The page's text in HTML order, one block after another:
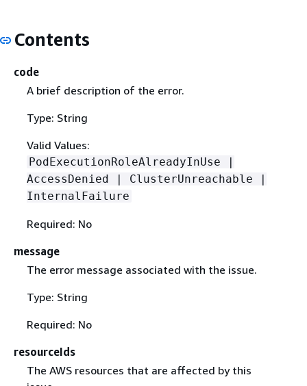
Contents
code
A brief description of the error.
Type: String
Valid Values:
PodExecutionRoleAlreadyInUse |
AccessDenied | ClusterUnreachable |
InternalFailure
Required: No
message
The error message associated with the issue.
Type: String
Required: No
resourceIds
The AWS resources that are affected by this